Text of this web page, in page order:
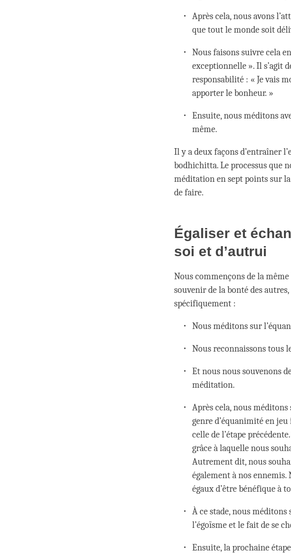
Après cela, nous avons
que tout le monde soit
Nous faisons suivre cela
exceptionnelle ». Il s’agit
responsabilité : « Je vais
apporter le bonheur. »
Ensuite, nous méditons
même.
Il y a deux façons d’entraîner
bodhichitta. Le processus que
méditation en sept points sur
de faire.
Égaliser et
soi et d’autrui
Nous commençons de la même
souvenir de la bonté des
spécifiquement :
Nous méditons sur
Nous reconnaissons tous
Et nous nous souvenons
méditation.
Après cela, nous
genre d’équanimité en
celle de l’étape
grâce à laquelle nous
Autrement dit, nous
également à nos
égaux d’être bénéfique à
À ce stade, nous
l’égoïsme et le fait de se
Ensuite, la prochaine